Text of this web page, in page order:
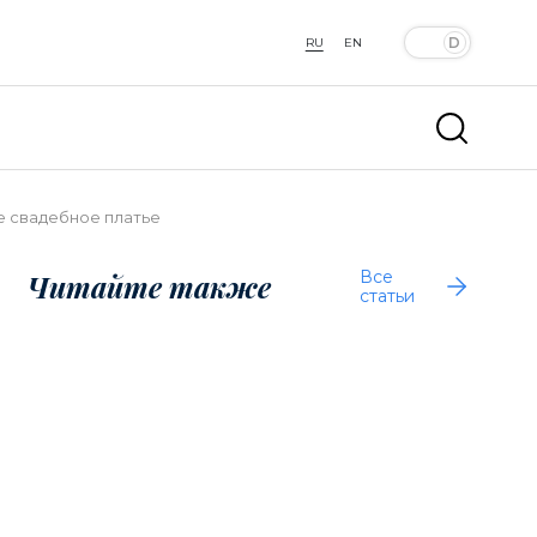
RU EN
свадебное платье
Читайте также
Все
статьи